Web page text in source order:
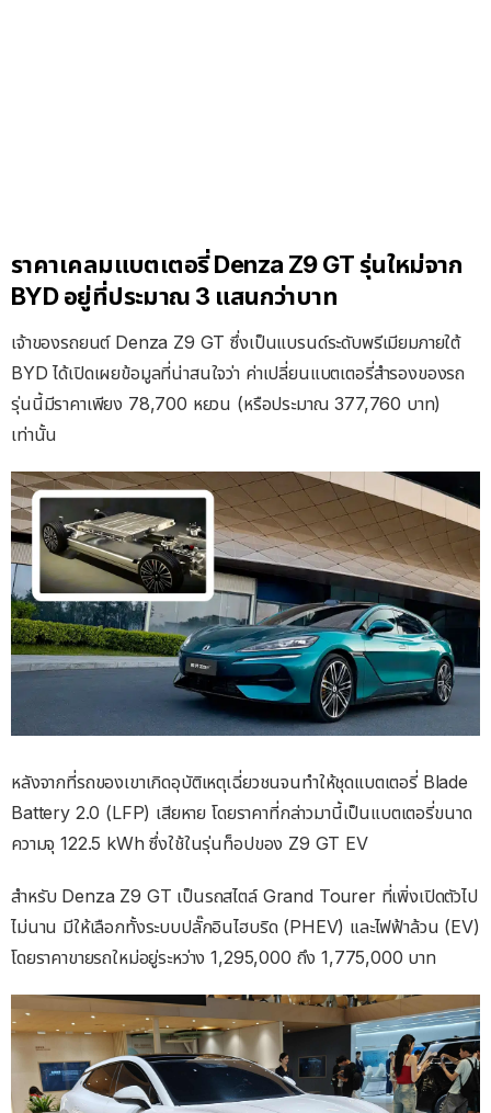
ราคาเคลมแบตเตอรี่ Denza Z9 GT รุ่นใหม่จาก
BYD อยู่ที่ประมาณ 3 แสนกว่าบาท
เจ้าของรถยนต์ Denza Z9 GT ซึ่งเป็นแบรนด์ระดับพรีเมียมภายใต้
BYD ได้เปิดเผยข้อมูลที่น่าสนใจว่า ค่าเปลี่ยนแบตเตอรี่สำรองของรถ
รุ่นนี้มีราคาเพียง 78,700 หยวน (หรือประมาณ 377,760 บาท)
เท่านั้น
หลังจากที่รถของเขาเกิดอุบัติเหตุเฉี่ยวชนจนทำให้ชุดแบตเตอรี่ Blade
Battery 2.0 (LFP) เสียหาย โดยราคาที่กล่าวมานี้เป็นแบตเตอรี่ขนาด
ความจุ 122.5 kWh ซึ่งใช้ในรุ่นท็อปของ Z9 GT EV
สำหรับ Denza Z9 GT เป็นรถสไตล์ Grand Tourer ที่เพิ่งเปิดตัวไป
ไม่นาน มีให้เลือกทั้งระบบปลั๊กอินไฮบริด (PHEV) และไฟฟ้าล้วน (EV)
โดยราคาขายรถใหม่อยู่ระหว่าง 1,295,000 ถึง 1,775,000 บาท